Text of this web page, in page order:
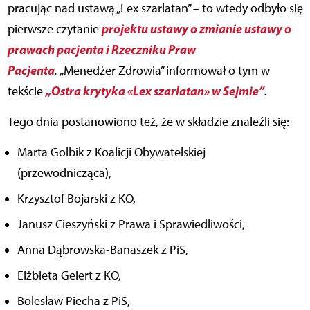
pracując nad ustawą „Lex szarlatan” – to wtedy odbyło się
pierwsze czytanieprojektu ustawy o zmianie ustawy o
prawach pacjenta i Rzeczniku Praw
Pacjenta.„Menedżer Zdrowia” informował o tym w
tekście„Ostra krytyka «Lex szarlatan» w Sejmie”.
Tego dnia postanowiono też, że w składzie znaleźli się:
Marta Golbik z Koalicji Obywatelskiej
(przewodnicząca),
Krzysztof Bojarski z KO,
Janusz Cieszyński z Prawa i Sprawiedliwości,
Anna Dąbrowska-Banaszek z PiS,
Elżbieta Gelert z KO,
Bolesław Piecha z PiS,